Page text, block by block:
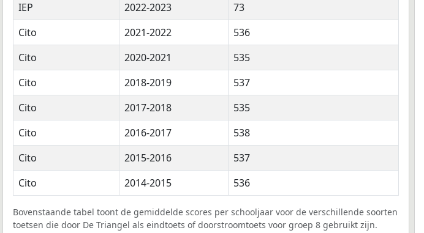
IEP
2022-2023
73
Cito
2021-2022
536
Cito
2020-2021
535
Cito
2018-2019
537
Cito
2017-2018
535
Cito
2016-2017
538
Cito
2015-2016
537
Cito
2014-2015 536
Bovenstaande tabel toont de gemiddelde scores per schooljaar voor de verschillende soorten
toetsen die door De Triangel als eindtoets of doorstroomtoets voor groep 8 gebruikt zijn.